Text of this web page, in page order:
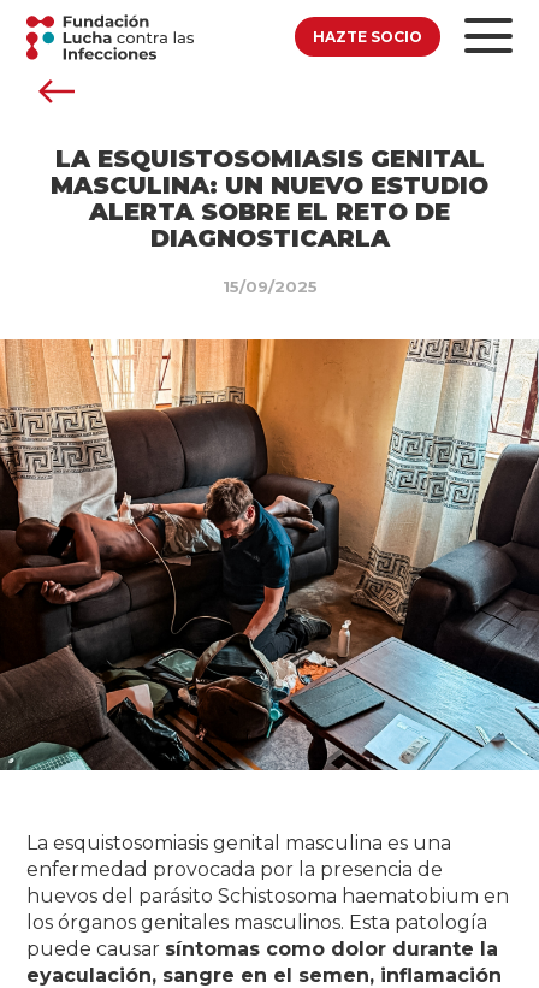
HAZTE SOCIO
LA ESQUISTOSOMIASIS GENITAL
MASCULINA: UN NUEVO ESTUDIO
ALERTA SOBRE EL RETO DE
DIAGNOSTICARLA
15/09/2025
La esquistosomiasis genital masculina es una
enfermedad provocada por la presencia de
huevos del parásito Schistosoma haematobium en
los órganos genitales masculinos. Esta patología
puede causar síntomas como dolor durante la
eyaculación, sangre en el semen, inflamación